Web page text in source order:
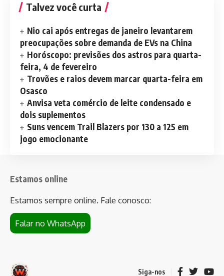
Talvez você curta
Nio cai após entregas de janeiro levantarem
preocupações sobre demanda de EVs na China
Horóscopo: previsões dos astros para quarta-
feira, 4 de fevereiro
Trovões e raios devem marcar quarta-feira em
Osasco
Anvisa veta comércio de leite condensado e
dois suplementos
Suns vencem Trail Blazers por 130 a 125 em
jogo emocionante
Estamos online
Estamos sempre online. Fale conosco:
Falar no WhatsApp
Siga-nos